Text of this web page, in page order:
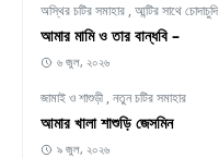
অস্থির চটির সমাহার ,আন্টির সাথে চোদাচুদি
আমার মামি ও তার বান্ধবি –
৬ জুল, ২০২৬
জামাই ও শাশুড়ী ,নতুন চটির সমাহার
আমার খালা শাশুড়ি জেসমিন
৯ জুল, ২০২৬